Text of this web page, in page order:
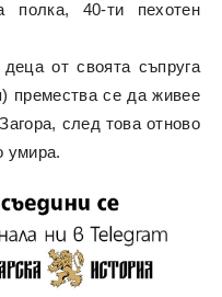
40-ти пехотен
от своята съпруга
премества се да живее
след това отново
умира.